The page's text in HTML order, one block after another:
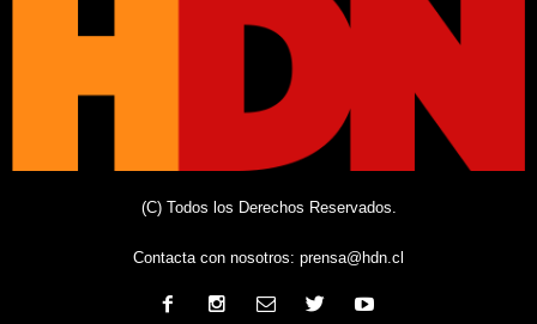
(C) Todos los Derechos Reservados.
Contacta con nosotros: prensa@hdn.cl